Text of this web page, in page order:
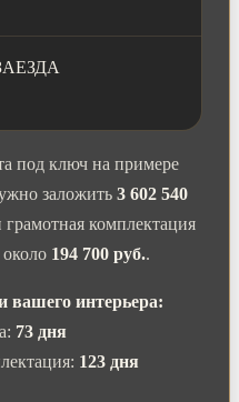
под ключ на примере
заложить 3 602 540
комплектация
194 700 руб..
вашего интерьера:
73 дня
123 дня